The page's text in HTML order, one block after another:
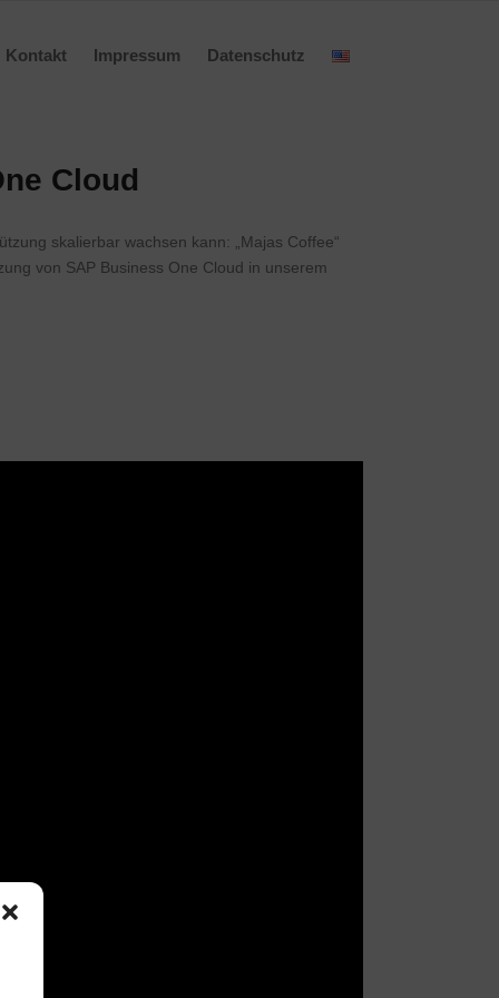
Kontakt Impressum Datenschutz
Cloud
skalierbar wachsen kann: „Majas Coffee“
von SAP Business One Cloud in unserem